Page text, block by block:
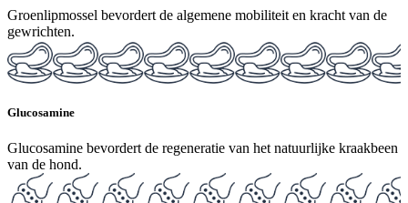
Groenlipmossel bevordert de algemene mobiliteit en kracht van de
gewrichten.
Glucosamine
Glucosamine bevordert de regeneratie van het natuurlijke kraakbeen
van de hond.